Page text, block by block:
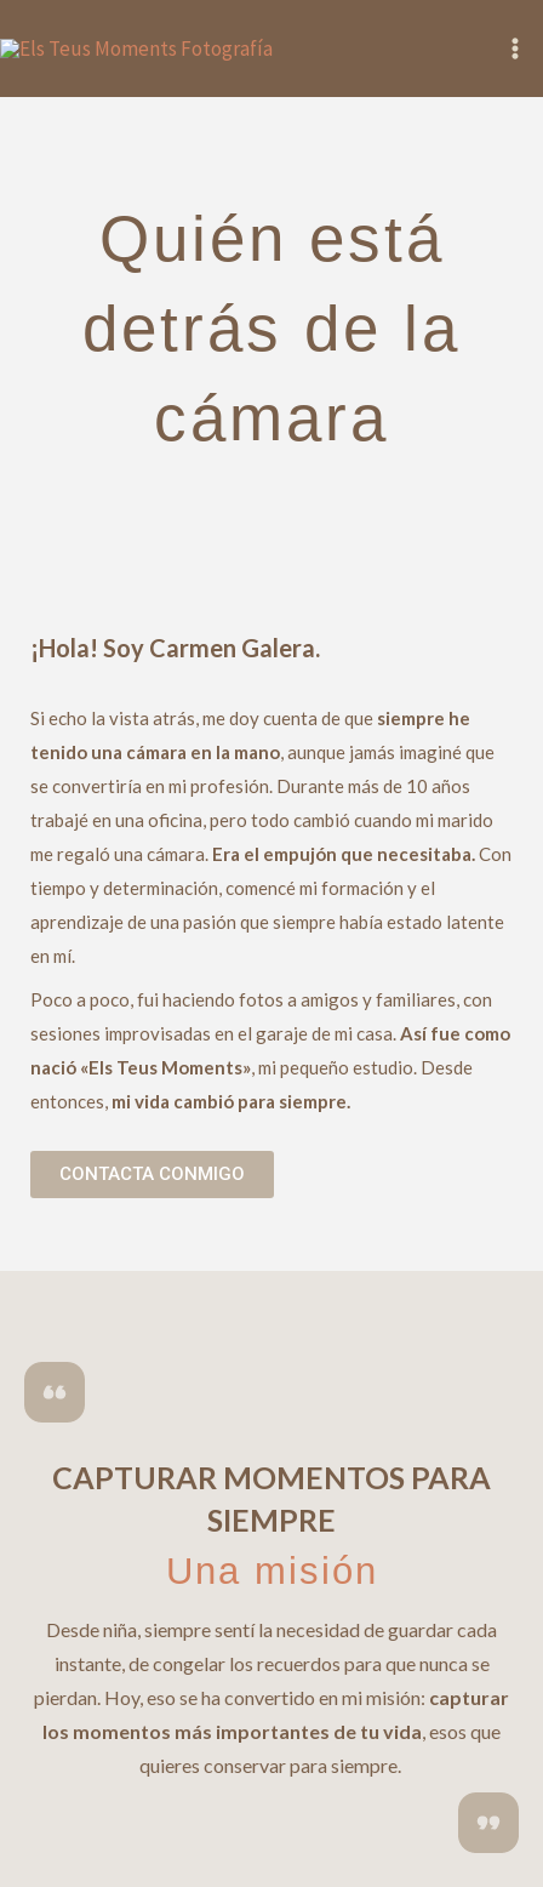
al
Quién está
detrás de la
cámara
¡Hola! Soy Carmen Galera.
Si echo la vista atrás, me doy cuenta de que siempre he
tenido una cámara en la mano, aunque jamás imaginé que
se convertiría en mi profesión. Durante más de 10 años
trabajé en una oficina, pero todo cambió cuando mi marido
me regaló una cámara. Era el empujón que necesitaba.Con
tiempo y determinación, comencé mi formación y el
aprendizaje de una pasión que siempre había estado latente
en mí.
Poco a poco, fui haciendo fotos a amigos y familiares, con
sesiones improvisadas en el garaje de mi casa. Así fue como
nació «Els Teus Moments» , mi pequeño estudio. Desde
entonces, mi vida cambió para siempre.
CONTACTA CONMIGO
CAPTURAR MOMENTOS PARA
SIEMPRE
Una misión
Desde niña, siempre sentí la necesidad de guardar cada
instante, de congelar los recuerdos para que nunca se
pierdan. Hoy, eso se ha convertido en mi misión: capturar
los momentos más importantes de tu vida, esos que
quieres conservar para siempre.